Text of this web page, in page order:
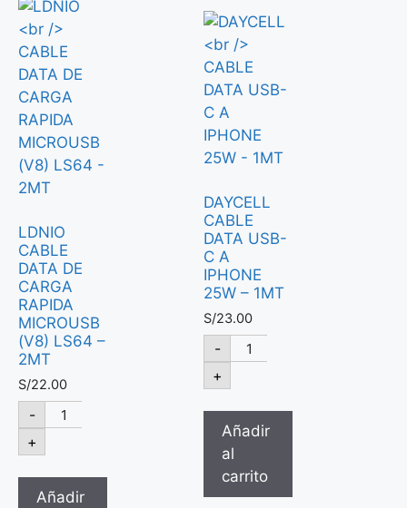
LDNIO
CABLE
DATA DE
CARGA
RAPIDA
MICROUSB
(V8) LS64 –
2MT
S/22.00
-
+
Añadir
DAYCELL
CABLE
DATA USB-
C A
IPHONE
25W – 1MT
S/23.00
-
+
Añadir
al
carrito